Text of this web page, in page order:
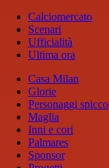
Calciomercato
Scenari
Ufficialità
Ultima ora
Casa Milan
Glorie
Personaggi spicco
Maglia
Inni e cori
Palmares
Sponsor